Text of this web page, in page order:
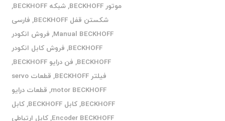
موتور BECKHOFF
,شبکه BECKHOFF
,
شکستن قفل BECKHOFF
, فارسی
Manual BECKHOFF
, فروش انکودر
BECKHOFF
, فروش کابل انکودر
BECKHOFF
, فن درایو BECKHOFF
,
فیلتر BECKHOFF
,
قطعات servo
motor BECKHOFF
, قطعات درایو
BECKHOFF
,کابل BECKHOFF ,کابل
Encoder BECKHOFF
,کابل ارتباطی